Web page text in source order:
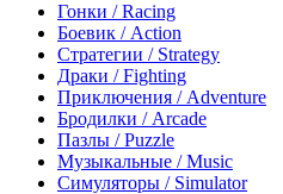
Гонки / Racing
Боевик / Action
Стратегии / Strategy
Драки / Fighting
Приключения / Adventure
Бродилки / Arcade
Пазлы / Puzzle
Музыкальные / Music
Симуляторы / Simulator